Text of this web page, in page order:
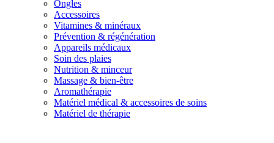
Ongles
Accessoires
Vitamines & minéraux
Prévention & régénération
Appareils médicaux
Soin des plaies
Nutrition & minceur
Massage & bien-être
Aromathérapie
Matériel médical & accessoires de soins
Matériel de thérapie